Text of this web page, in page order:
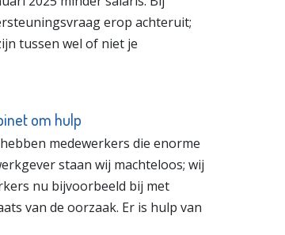
erop achteruit;
tussen wel of niet je
om hulp
medewerkers die enorme
staan wij machteloos; wij
nu bijvoorbeeld bij met
van de oorzaak. Er is hulp van